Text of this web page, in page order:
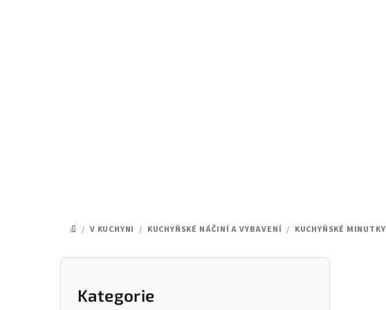
DOMŮ
/ V KUCHYNI / KUCHYŇSKÉ NÁČINÍ A VYBAVENÍ / KUCHYŇSKÉ MINUTKY
P
Přeskočit
Kategorie